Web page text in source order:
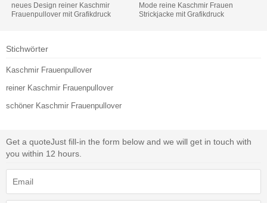
neues Design reiner Kaschmir
Frauenpullover mit Grafikdruck
Mode reine Kaschmir Frauen
Strickjacke mit Grafikdruck
Stichwörter
Kaschmir Frauenpullover
reiner Kaschmir Frauenpullover
schöner Kaschmir Frauenpullover
Get a quoteJust fill-in the form below and we will get in touch with
you within 12 hours.